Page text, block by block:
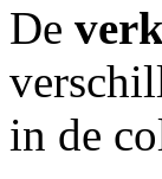
De
in de